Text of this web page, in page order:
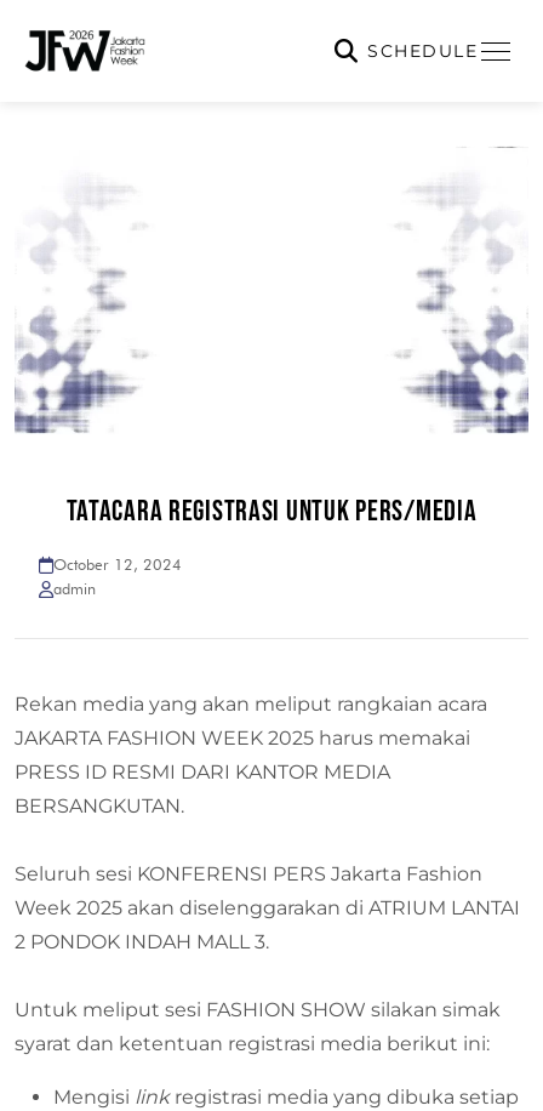
SCHEDULE
TATACARA REGISTRASI UNTUK PERS/MEDIA
October 12, 2024
admin
Rekan media yang akan meliput rangkaian acara
JAKARTA FASHION WEEK 2025 harus memakai
PRESS ID RESMI DARI KANTOR MEDIA
BERSANGKUTAN.
Seluruh sesi KONFERENSI PERS Jakarta Fashion
Week 2025 akan diselenggarakan di ATRIUM LANTAI
2 PONDOK INDAH MALL 3.
Untuk meliput sesi FASHION SHOW silakan simak
syarat dan ketentuan registrasi media berikut ini:
Mengisi linkregistrasi media yang dibuka setiap